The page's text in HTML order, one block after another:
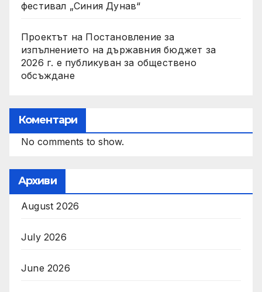
фестивал „Синия Дунав“
Проектът на Постановление за
изпълнението на държавния бюджет за
2026 г. е публикуван за обществено
обсъждане
Коментари
No comments to show.
Архиви
August 2026
July 2026
June 2026